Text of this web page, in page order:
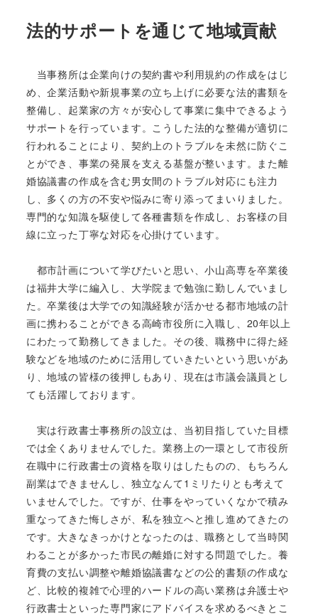
法的サポートを通じて地域貢献
当事務所は企業向けの契約書や利用規約の作成をはじ
め、企業活動や新規事業の立ち上げに必要な法的書類を
整備し、起業家の方々が安心して事業に集中できるよう
サポートを行っています。こうした法的な整備が適切に
行われることにより、契約上のトラブルを未然に防ぐこ
とができ、事業の発展を支える基盤が整います。また離
婚協議書の作成を含む男女間のトラブル対応にも注力
し、多くの方の不安や悩みに寄り添ってまいりました。
専門的な知識を駆使して各種書類を作成し、お客様の目
線に立った丁寧な対応を心掛けています。
都市計画について学びたいと思い、小山高専を卒業後
は福井大学に編入し、大学院まで勉強に勤しんでいまし
た。卒業後は大学での知識経験が活かせる都市地域の計
画に携わることができる高崎市役所に入職し、20年以上
にわたって勤務してきました。その後、職務中に得た経
験などを地域のために活用していきたいという思いがあ
り、地域の皆様の後押しもあり、現在は市議会議員とし
ても活躍しております。
実は行政書士事務所の設立は、当初目指していた目標
では全くありませんでした。業務上の一環として市役所
在職中に行政書士の資格を取りはしたものの、もちろん
副業はできませんし、独立なんて1ミリたりとも考えて
いませんでした。ですが、仕事をやっていくなかで積み
重なってきた悔しさが、私を独立へと推し進めてきたの
です。大きなきっかけとなったのは、職務として当時関
わることが多かった市民の離婚に対する問題でした。養
育費の支払い調整や離婚協議書などの公的書類の作成な
ど、比較的複雑で心理的ハードルの高い業務は弁護士や
行政書士といった専門家にアドバイスを求めるべきとこ